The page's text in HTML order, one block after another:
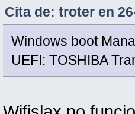
Cita de: troter en
Windows boot
UEFI: TOSHIBA